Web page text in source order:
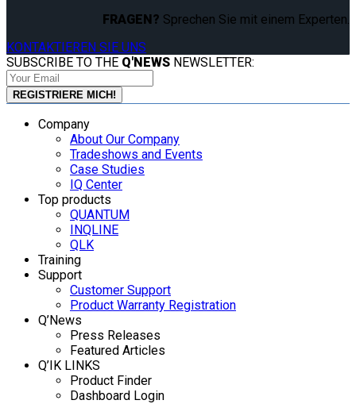
FRAGEN? Sprechen Sie mit einem Experten.
KONTAKTIEREN SIE UNS
SUBSCRIBE TO THE Q'NEWS NEWSLETTER:
Company
About Our Company
Tradeshows and Events
Case Studies
IQ Center
Top products
QUANTUM
INQLINE
QLK
Training
Support
Customer Support
Product Warranty Registration
Q’News
Press Releases
Featured Articles
Q’IK LINKS
Product Finder
Dashboard Login